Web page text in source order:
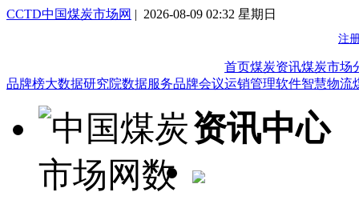
CCTD中国煤炭市场网 | 2026-08-09 02:32 星期日
首页煤炭资讯煤炭市场
品牌榜大数据研究院数据服务品牌会议运销管理软件智慧物流
资讯中心